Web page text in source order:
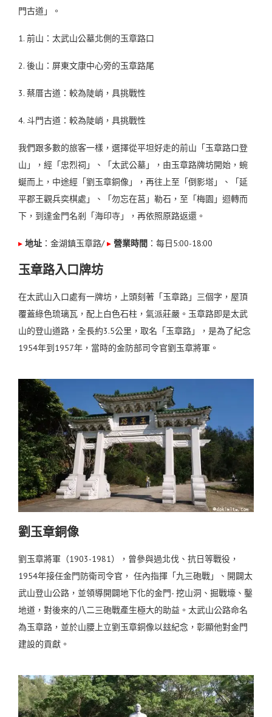
門古道」。
1. 前山：太武山公墓北側的玉章路口
2. 後山：屏東文康中心旁的玉章路尾
3. 蔡厝古道：較為陡峭，具挑戰性
4. 斗門古道：較為陡峭，具挑戰性
我們跟多數的旅客一樣，選擇從平坦好走的前山「玉章路口登
山」，經「忠烈祠」、「太武公墓」，由玉章路牌坊開始，蜿
蜒而上，中途經「劉玉章銅像」，再往上至「倒影塔」、「延
平郡王觀兵奕棋處」、「勿忘在莒」勒石，至「梅園」迴轉而
下，到達金門名剎「海印寺」，再依照原路返還。
▸ 地址 ：金湖鎮玉章路/▸ 營業時間 ：每日5:00-18:00
玉章路入口牌坊
在太武山入口處有一牌坊，上頭刻著「玉章路」三個字，屋頂
覆蓋綠色琉璃瓦，配上白色石柱，氣派莊嚴。 玉章路即是太武
山的登山道路，全長約3.5公里，取名「玉章路」，是為了紀念
1954年到1957年，當時的金防部司令官劉玉章將軍。
劉玉章銅像
劉玉章將軍（1903-1981），曾參與過北伐、抗日等戰役，
1954年接任金門防衛司令官， 任內指揮「九三砲戰」、開闢太
武山登山公路，並領導開闢地下化的金門- 挖山洞、掘戰壕、鑿
地道，對後來的八二三砲戰產生極大的助益。太武山公路命名
為玉章路，並於山腰上立劉玉章銅像以玆紀念，彰顯他對金門
建設的貢獻。